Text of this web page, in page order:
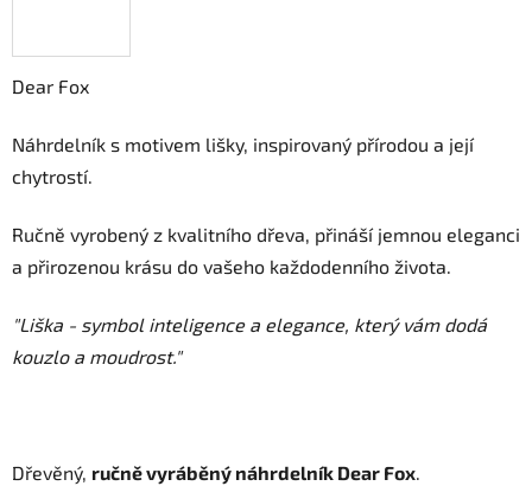
Dear Fox
Náhrdelník s motivem lišky, inspirovaný přírodou a její
chytrostí.
Ručně vyrobený z kvalitního dřeva, přináší jemnou eleganci
a přirozenou krásu do vašeho každodenního života.
"Liška - symbol inteligence a elegance, který vám dodá
kouzlo a moudrost."
Dřevěný, ručně vyráběný náhrdelník Dear Fox.